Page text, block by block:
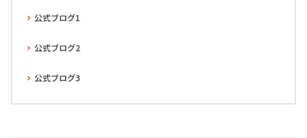
公式ブログ1
公式ブログ2
公式ブログ3